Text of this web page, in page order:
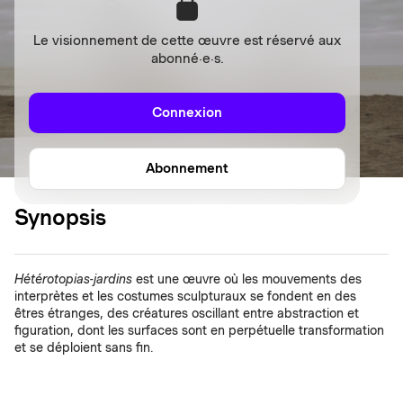
Le visionnement de cette œuvre est réservé aux
abonné·e·s.
Connexion
Abonnement
Synopsis
Hétérotopias-jardins est une œuvre où les mouvements des
interprètes et les costumes sculpturaux se fondent en des
êtres étranges, des créatures oscillant entre abstraction et
figuration, dont les surfaces sont en perpétuelle transformation
et se déploient sans fin.